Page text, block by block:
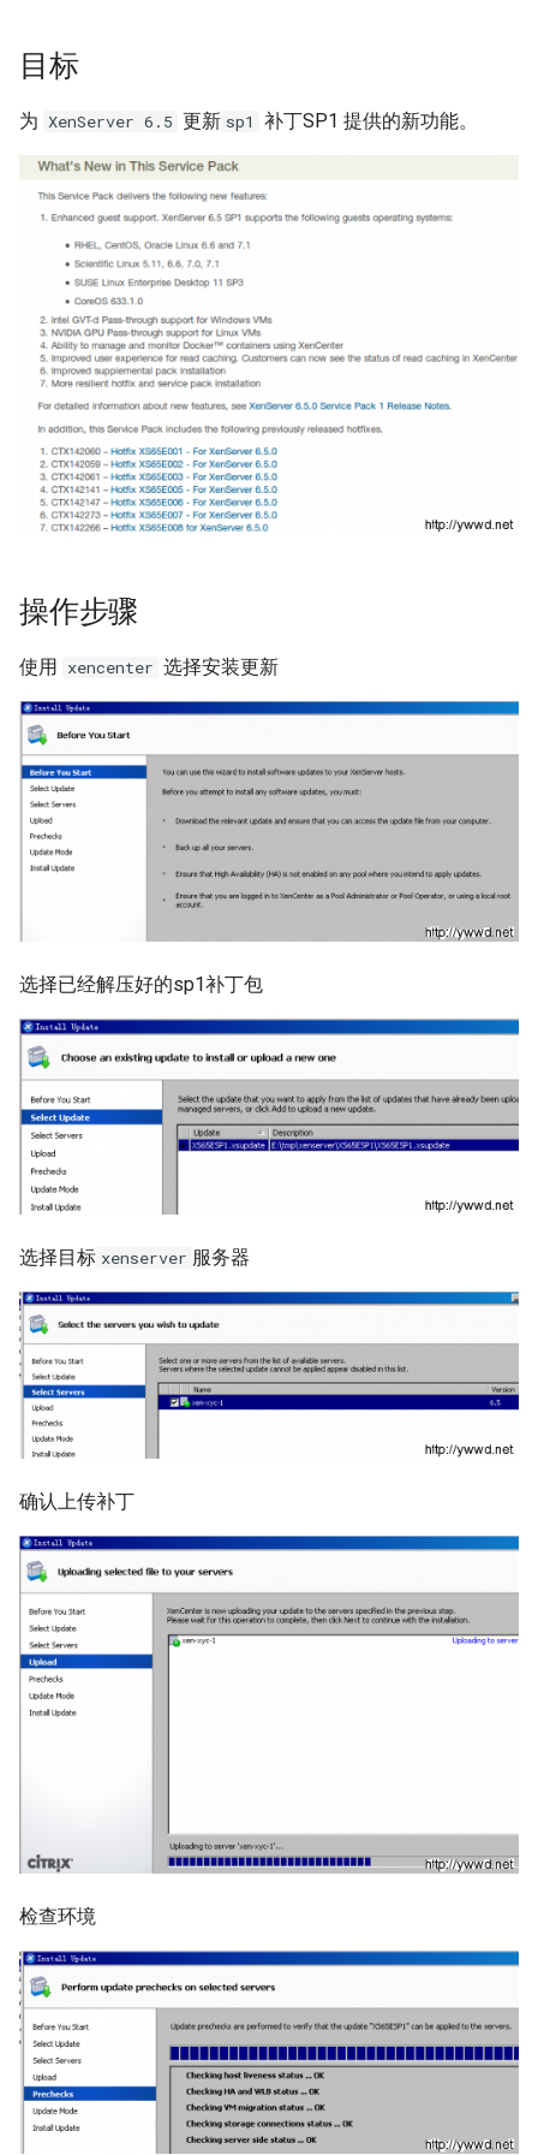
创建 AnythingLLM 个人知识
本地部署 DeepSeek-R1 模型
最多的容器？
网段地址？
如何删除 无效的(none)
Docker镜像？
如何使用 Gunicorn 管理
Django 应用？
如何自定义 Django 镜像？
如何添加 php-imap扩展模
块？
如何设置 Tomcat容器JVM内
存？
如何自定义 Nodejs 镜像？
如何创建 Nodejs 容器？
Docker image 命令
Docker 镜像体积问题
如何自定义 phpmyadmin 镜
像？
如何设置 supervisor 管理的
子程序只运行一次？
如何创建 Memcached 容器？
如何创建持久化 Redis 容器？
如何解决Docker环境时区问
如何解决 Docker容器中文乱
码？
如何自定义带有Windows字体
的Docker镜像？
作用
如何将 Docker 容器日志记录
到 rsyslog？
使用 supervisor 支持容器
crontab
Docker cp 命令
install安装扩展模块？
如何为Alpine容器安装Perl套
件？
没有LVM逻辑卷如何扩展
Ansible 文件&拷贝模块
Ansible 批量更新 Ubuntu 内核
Ansible Playbook 安装
Docker
Ansible 小试牛刀
如何使用 NPM 安装 VUE 框
架?
Nodejs 包管理器 NPM
mpstat 命令
jar 命令
sed 命令
测试 php7
CentOS 7 网卡配置多个IP地
CentOS 7 安装 mongodb
使用 Pecl 安装 mongo驱动
CentOS 7 部署 Tomcat9
Samba 配置共享
hostnamectl 命令
parted 命令
CentOS 7 命令自动补齐
CentOS 7 关闭防火墙与
Selinux
CentOS 7 配置网络
supervisord 命令
screen 命令
brctl 命令
Linux 前台与后台
CentOS irqbalance导致高负载
Kubernetes 集群-添加节点
Kubernetes 集群-删除节点
Kubernetes 集群-数据备份
Kubernetes 实战-暴露应用
Kubernetes 实战-资源限制
Kubernetes 实战-网络策略
Kubernetes 实战-机密数据
Kubernetes 实战-数据卷
Kubernetes 实战-PV与PVC
Kubernetes 之搭建NFS服务
器
Kubernetes 好伙伴 Rancher
通过 Ingress 访问K8S内部应
使用 Kubeadm 快速部署K8S
环境
测试 Kubernetes 问题随笔
如何迁移 Redmine 到
如何使用 Docker-Compose
部署 Django 项目？
如何使用 Docker-Compose
部署 FTP 服务？
编排 Nodejs 项目？
如何使用 Rancher 打造一个私
有的 CaaS 平台？
如何使用 Docker-Compose
编排 Gogs 应用？
Harbor 仓库
Docker 编排工具 Compose
Docker Swarm
使用 Python 计算中位数
Mkdocs 谷歌字体加载失败
如何判断 Python 变量的类
型？
如何使用 Sorted 对字典排
序？
如何使用 Python 完成 HTML
转 PDF任务？
如何将 Django数据库 从
Sqlite3 迁移到 Mysql？
如何在循环中遍历 Python对
象的属性？
如何在 Markdown 中使用
HTML 代码?
如何在 Django 中对上传的图
如何为 Django 应用创建缩略
图？
如何为 Markdown 中的图片设
置 CSS样式？
Markdown富文本编辑器
django-mdeditor
如何在 Django admin 后台上
如何获得 Python 的关键字？
Python 简单爬虫示例
同步与异步
awk 示例
awk 调用外部变量
python 列表生成式
python 元组
python以脚本方式运行
Memcached 服务启动脚本
CentOS 配置多IP脚本
获取客户端IP地址
阿里云SLB HTTP to HTTPS
Nginx limit_rate 限速模块
Nginx 自定义日志
Nginx echo 模块
Nginx if与set指令
Nginx 配置泛域名
NFS故障对Nginx服务器的影
响
Nginx 拒绝IP访问
Nginx 列出目录中文件
Nginx HA(Keepalived)
Nginx alias指令
Nginx Http基本身份认证
Nginx 设置404页面
Nginx 配置防盗链功能
Nginx 反向代理与负载均衡
Nginx 配置 SSL
Nginx location指令
Nginx gzip 压缩
Haproxy HA(Keepalived)
Haproxy 配置SSL证书
SSL证书
Squid refresh_pattern 指令
Squid Forwarding loop
detected
LVS UDP服务测试
进行压力测试？
Mysql initialization 重新初始
Mysql 存储过程
Postgresql 授权只读用户
Postgresql使用 pg_dumpall
命令免密码导出数据
Postgresql 备份脚本
Postgresql 客户端 psql
Mysql容器设置字符集
Mysql容器设置sql_mode模
式
Mysql 从文本文件导入数据
常用 mongo 命令
MySQL Found invalid event in
binary log
Mysql min与max函数
使用xtrabackup恢复rds备份
数据
SQLSTATE 2002 No such file
or directory
Mysql status状态信息
Mysql truncate 清空表数据
have equal MySQL server
UUIDs
使用 Shell 批量更改 Mysql表
名
Mysql
Mysql read_only 只读数据库
Mysql count()函数
Mysql sleep()函数
Mysql innodb replication
Mysql 设置sql_mode
Oracle the password has
expired
Mysql 使用defaults-file免密
登录
Redis 配置
Ubuntu 安装 flash浏览器插件
Ubuntu 16.04 终端使用多标签
Ubuntu 安装 virtualbox 5.1
Ubuntu 音频编辑软件 audacity
Ubuntu 16.04 LTS
Ubuntu 安装 xmind
Ubuntu 密码管理软件
keepassx
Remmina 共享文件夹
Ubuntu Grub2没有Windows引
导菜单
Ubuntu 查看内存硬件信息
Ubuntu 下载工具 uget
Ubuntu 提示boot分区空间不
足
Ubuntu 移除cnnic证书
Ubuntu 光盘制作成ISO文件
使用SSH隧道访问Gmail
Ubuntu 安装 pip3
Ubuntu 14.04 使用移动4G网络
Trim
Remmina 连接VNC远程桌面
如何退出 telnet 会话？
Ubuntu 14.04 安装字体
Ubuntu 使用VMware Player
Ubuntu 14.04 使用搜狗输入法
Ubuntu 获取笔记本硬件温度
Ubuntu 使用iftop查看网络流
量
Ubuntu 关闭 Swap
Ubuntu 设置 swappiness
Ubuntu 系统 chpasswd 命令
Ubuntu 替换 cosmos 壁纸
Ubuntu 配置 SNMP服务
ping Time to live exceeded
TCP time wait bucket table
使用RIP协议实现桌面到容器
网络通信
NAT网关支持pptp穿透
Cisco 交换机网络设计方案示
Cisco 3560X 升级 License
Cisco Command rejected not
allowed on this interface
使用 wireshark 对比 https 与
http 协议
Cisco 交换机不能配置trunk模
式
iperf 测试网络带宽
VRRP协议与防火墙
Packets Per Second (PPS)
二进制千比特每秒 - Kibps
防火墙导致 SNMP 故障示例
Cisco 交换机常用命令
Cisco 局域网络设计示例
Jenkins 配置 Nodejs 持续集
插件
使用 jenkins 与 docker 完成
java 项目持续集成
Jenkins 持续集成工具
Maven 入门
部署 Maven
Harbor 仓库自动复制镜像
用Harbor实现容器镜像仓库的
Zabbix latest data 排错好帮手
Zabbix 监控 Mysql慢查询日
Zabbix 监控 Redis 与
Memcache
Zabbix 主机克隆
Zabbix 正则表达式
Zabbix 监控交换机带宽
Zabbix 配置macro变量
Zabbix 监控 Haproxy
Haproxy 状态统计脚本
Haproxy 配置统计 Socket
Haproxy 使用Socat获得统计
数据
Mysql 主从状态监控脚本
Zabbix 监控Mysql主从状态
Zabbix 配置邮件报警
使用 CentOS 部署 zabbix监控
Zabbix 设置Agent脚本超时时
间
Zabbix 监控磁盘IO
Zabbix Appliance
Zabbix Agent
Git 钩子
php_codesniffer
Git merge 合并分支
Git 版本升级
Git 配置代理
使用git完成程序上线流程
git-shell 禁止git用户登陆系统
MooseFS 2.x 错误信息
MooseFS 2.x 分布式文件系统
部署手册
MegaSAS RAID卡管理程序
MegaCLI
固态磁盘检测工具
CentOS Ignoring disk sda
Sysbench IO基准测试
简单RAID磁盘阵列测试
Linux 系统下的磁盘工具
hdparm
AS SSD Benchmark
PCIe SSD磁盘
Linux 配置iSCSI服务器
Windows Server 2012R2
Windows Server 2012R2 显示
网络图标
Windows 查看文件的隐藏属
Windows arp 命令
Windows Thin PC
Windows slmgr.vbs 命令
Windows 2003 配置ASP环境
Windows systeminfo 命令
使用 Recuva 恢复误删除文件
Windows 配置 SNMP
Windows NAT路由和远程访问
Windows 设置帐户锁定策略
禁止暴力破解
执行保护(DEP)
Windows Server 2003 配置用
户单会话
Windows diskpart 命令
过程
6662
没有VPC的阿里金融云安全
x-xss x-frame-options strict-
transport-security 保护
动态CDN保护网站与网站加速
Chrome 浏览器 Cookies 插件
XSS跨站攻击示例
ImageMagick 注入漏洞 CVE-
2016-3714
Markdown 基本语法
如何估算网站RPS峰值？
使用iDrac7更新Dell服务器
BIOS
阿里云故障服务不敢恭维
使用CDN为网站加速
HP_DL_160 内存条安装顺序
Intel XEON L/E/X/W 系列区
别
测试 iDRAC6(7) 远程控制卡
目标
为 XenServer 6.5 更新 sp1 补丁SP1 提供的新功能。
操作步骤
使用 xencenter 选择安装更新
选择已经解压好的sp1补丁包
选择目标 xenserver 服务器
确认上传补丁
检查环境